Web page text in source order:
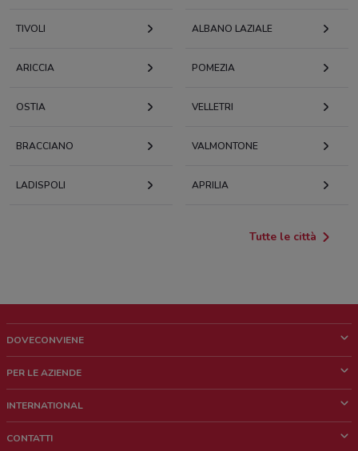
TIVOLI ALBANO LAZIALE
ARICCIA POMEZIA
OSTIA VELLETRI
BRACCIANO VALMONTONE
LADISPOLI APRILIA
Tutte le città
DOVECONVIENE
Chi siamo
Lavora con noi
PER LE AZIENDE
Richieste commerciali e marketing
INTERNATIONAL
CONTATTI